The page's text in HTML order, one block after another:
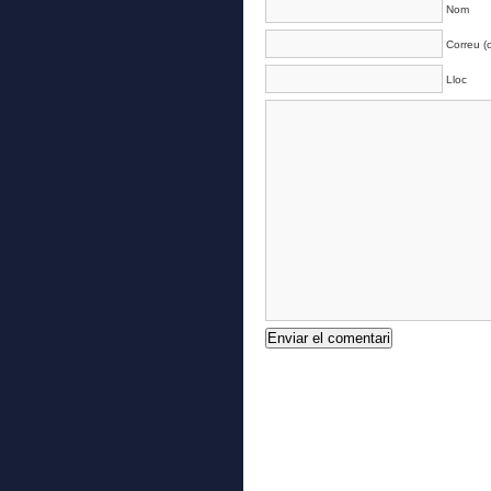
Nom
Correu
Lloc